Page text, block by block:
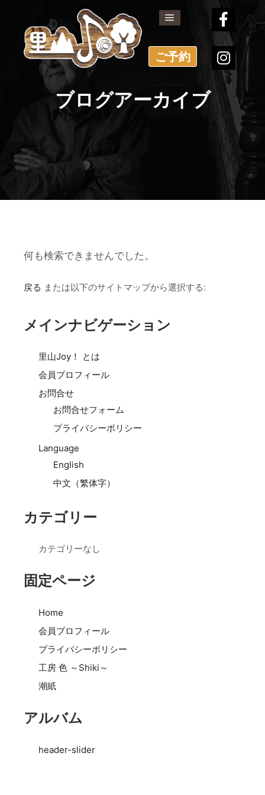
メインメニュー
ご予約
ブログアーカイブ
何も検索できませんでした。
戻る または以下のサイトマップから選択する:
メインナビゲーション
里山Joy！ とは
会員プロフィール
お問合せ
お問合せフォーム
プライバシーポリシー
Language
English
中文（繁体字）
カテゴリー
カテゴリーなし
固定ページ
Home
会員プロフィール
プライバシーポリシー
工房 色 ～Shiki～
潮紙
アルバム
header-slider